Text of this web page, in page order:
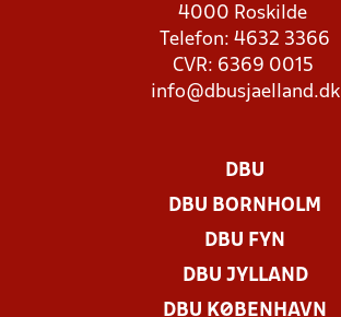
4000 Roskilde
Telefon: 4632 3366
CVR: 6369 0015
info@dbusjaelland.dk
DBU
DBU BORNHOLM
DBU FYN
DBU JYLLAND
DBU KØBENHAVN